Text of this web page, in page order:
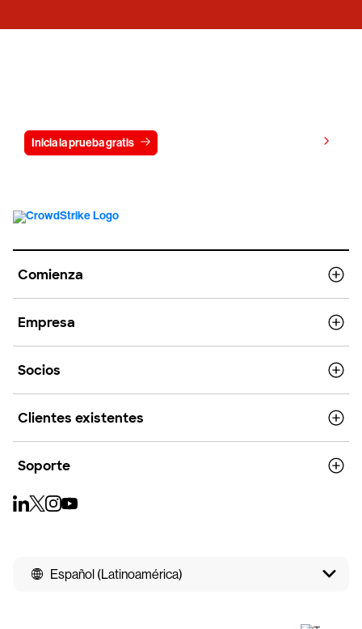
Inicia la prueba gratis
Comienza
Empresa
Socios
Clientes existentes
Soporte
Español (Latinoamérica)